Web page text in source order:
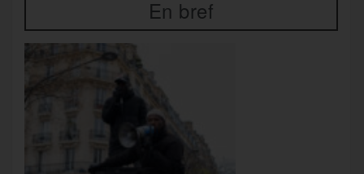
En bref